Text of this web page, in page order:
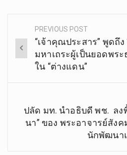
Post
navigation
PREVIOUS POST
“เจ้าคุณประสาร” พูดถึ
มหาเถระผู้เป็นยอดพร
ใน “ต่างแดน”
ปลัด มท. นำอธิบดี พช. ลง
นา” ของ พระอาจารย์สัง
นักพัฒนา